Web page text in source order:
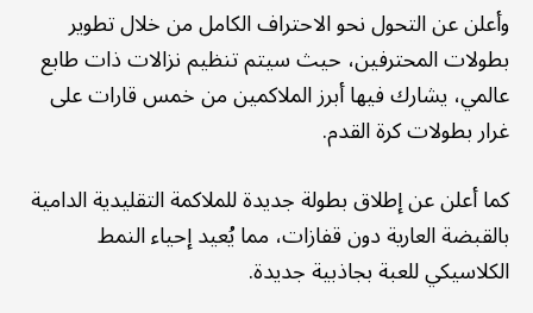
وأعلن عن التحول نحو الاحتراف الكامل من خلال تطوير
بطولات المحترفين، حيث سيتم تنظيم نزالات ذات طابع
عالمي، يشارك فيها أبرز الملاكمين من خمس قارات على
غرار بطولات كرة القدم.
كما أعلن عن إطلاق بطولة جديدة للملاكمة التقليدية الدامية
بالقبضة العارية دون قفازات، مما يُعيد إحياء النمط
الكلاسيكي للعبة بجاذبية جديدة.